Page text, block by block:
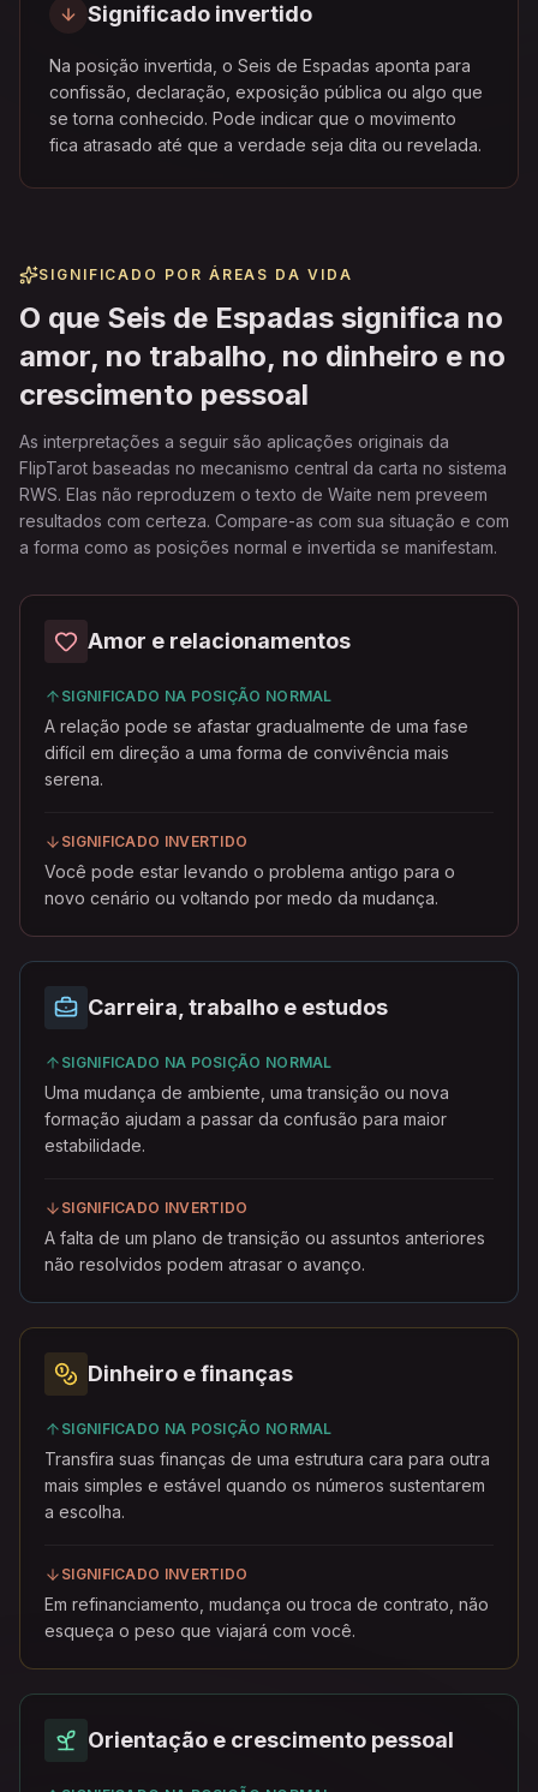
Significado invertido
Na posição invertida, o Seis de Espadas aponta para
confissão, declaração, exposição pública ou algo que
se torna conhecido. Pode indicar que o movimento
fica atrasado até que a verdade seja dita ou revelada.
SIGNIFICADO POR ÁREAS DA VIDA
O que Seis de Espadas significa no
amor, no trabalho, no dinheiro e no
crescimento pessoal
As interpretações a seguir são aplicações originais da
FlipTarot baseadas no mecanismo central da carta no sistema
RWS. Elas não reproduzem o texto de Waite nem preveem
resultados com certeza. Compare-as com sua situação e com
a forma como as posições normal e invertida se manifestam.
Amor e relacionamentos
SIGNIFICADO NA POSIÇÃO NORMAL
A relação pode se afastar gradualmente de uma fase
difícil em direção a uma forma de convivência mais
serena.
SIGNIFICADO INVERTIDO
Você pode estar levando o problema antigo para o
novo cenário ou voltando por medo da mudança.
Carreira, trabalho e estudos
SIGNIFICADO NA POSIÇÃO NORMAL
Uma mudança de ambiente, uma transição ou nova
formação ajudam a passar da confusão para maior
estabilidade.
SIGNIFICADO INVERTIDO
A falta de um plano de transição ou assuntos anteriores
não resolvidos podem atrasar o avanço.
Dinheiro e finanças
SIGNIFICADO NA POSIÇÃO NORMAL
Transfira suas finanças de uma estrutura cara para outra
mais simples e estável quando os números sustentarem
a escolha.
SIGNIFICADO INVERTIDO
Em refinanciamento, mudança ou troca de contrato, não
esqueça o peso que viajará com você.
Orientação e crescimento pessoal